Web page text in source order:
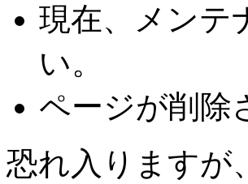
現在、メンテ
い。
ページが削除
恐れ入りますが